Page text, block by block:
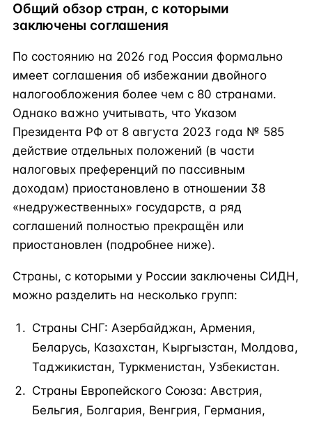
Общий обзор стран, с которыми
заключены соглашения
По состоянию на 2026 год Россия формально
имеет соглашения об избежании двойного
налогообложения более чем с 80 странами.
Однако важно учитывать, что Указом
Президента РФ от 8 августа 2023 года № 585
действие отдельных положений (в части
налоговых преференций по пассивным
доходам) приостановлено в отношении 38
«недружественных» государств, а ряд
соглашений полностью прекращён или
приостановлен (подробнее ниже).
Страны, с которыми у России заключены СИДН,
можно разделить на несколько групп:
Страны СНГ: Азербайджан, Армения,
Беларусь, Казахстан, Кыргызстан, Молдова,
Таджикистан, Туркменистан, Узбекистан.
Страны Европейского Союза: Австрия,
Бельгия, Болгария, Венгрия, Германия,